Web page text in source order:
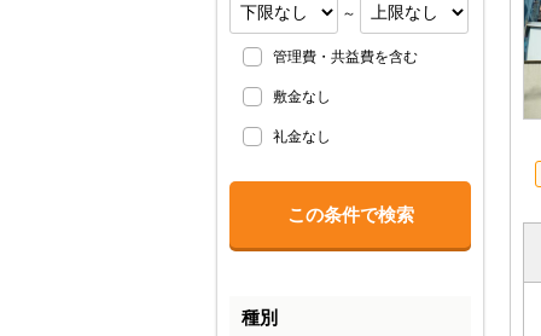
～
管理費・共益費を含む
敷金なし
礼金なし
種別